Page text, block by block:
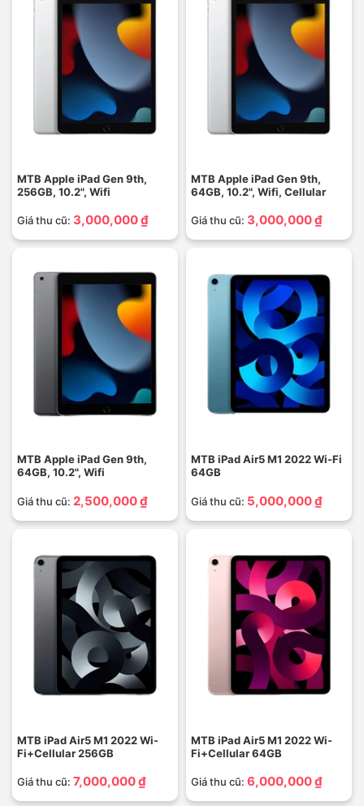
MTB Apple iPad Gen 9th,
256GB, 10.2", Wifi
Giá thu cũ: 3,000,000 ₫
MTB Apple iPad Gen 9th,
64GB, 10.2", Wifi, Cellular
Giá thu cũ: 3,000,000 ₫
MTB Apple iPad Gen 9th,
64GB, 10.2", Wifi
Giá thu cũ: 2,500,000 ₫
MTB iPad Air5 M1 2022 Wi-Fi
64GB
Giá thu cũ: 5,000,000 ₫
MTB iPad Air5 M1 2022 Wi-
Fi+Cellular 256GB
Giá thu cũ: 7,000,000 ₫
MTB iPad Air5 M1 2022 Wi-
Fi+Cellular 64GB
Giá thu cũ: 6,000,000 ₫